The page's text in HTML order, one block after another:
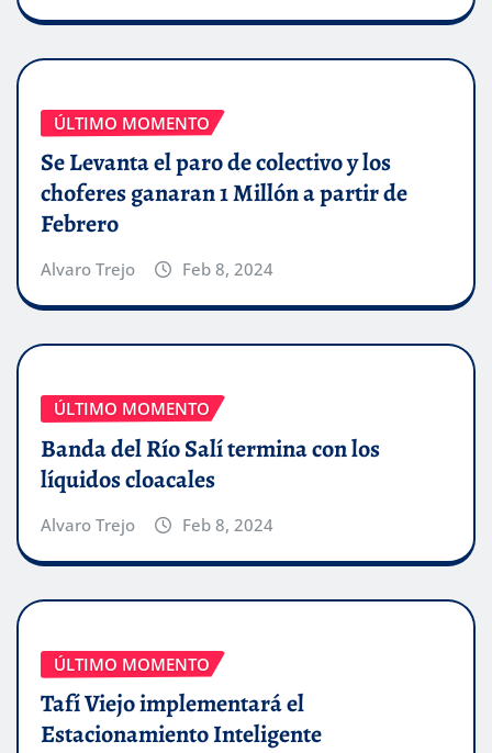
ÚLTIMO MOMENTO
Se Levanta el paro de colectivo y los
choferes ganaran 1 Millón a partir de
Febrero
Alvaro Trejo Feb 8, 2024
ÚLTIMO MOMENTO
Banda del Río Salí termina con los
líquidos cloacales
Alvaro Trejo Feb 8, 2024
ÚLTIMO MOMENTO
Tafí Viejo implementará el
Estacionamiento Inteligente